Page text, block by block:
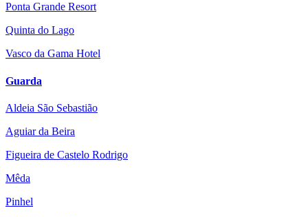
Ponta Grande Resort
Quinta do Lago
Vasco da Gama Hotel
Guarda
Aldeia São Sebastião
Aguiar da Beira
Figueira de Castelo Rodrigo
Mêda
Pinhel